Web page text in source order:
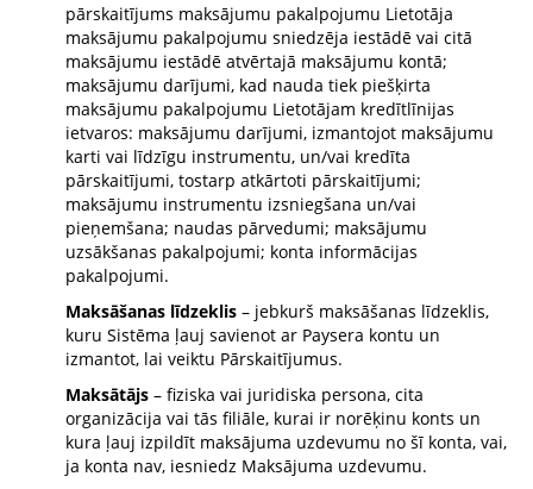
pārskaitījums maksājumu pakalpojumu Lietotāja
maksājumu pakalpojumu sniedzēja iestādē vai citā
maksājumu iestādē atvērtajā maksājumu kontā;
maksājumu darījumi, kad nauda tiek piešķirta
maksājumu pakalpojumu Lietotājam kredītlīnijas
ietvaros: maksājumu darījumi, izmantojot maksājumu
karti vai līdzīgu instrumentu, un/vai kredīta
pārskaitījumi, tostarp atkārtoti pārskaitījumi;
maksājumu instrumentu izsniegšana un/vai
pieņemšana; naudas pārvedumi; maksājumu
uzsākšanas pakalpojumi; konta informācijas
pakalpojumi.
Maksāšanas līdzeklis – jebkurš maksāšanas līdzeklis,
kuru Sistēma ļauj savienot ar Paysera kontu un
izmantot, lai veiktu Pārskaitījumus.
Maksātājs – fiziska vai juridiska persona, cita
organizācija vai tās filiāle, kurai ir norēķinu konts un
kura ļauj izpildīt maksājuma uzdevumu no šī konta, vai,
ja konta nav, iesniedz Maksājuma uzdevumu.